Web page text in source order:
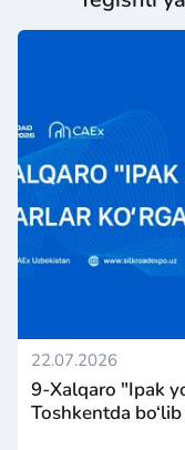
22.07.2026
9-Xalqaro "Ipak
Toshkentda bo‘lib